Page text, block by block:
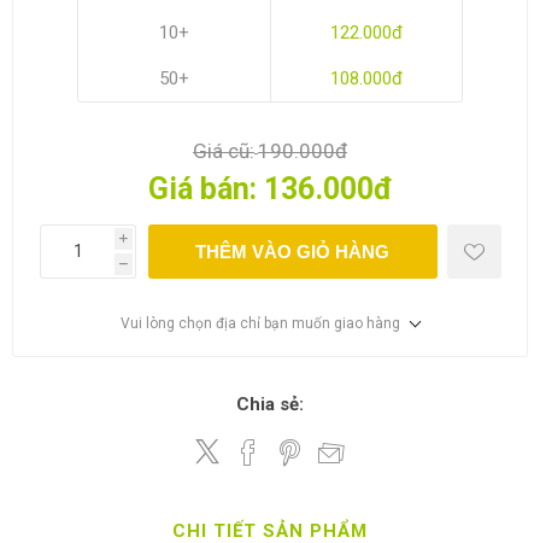
10+
50+
122.000đ
108.000đ
Giá cũ:190.000đ
Giá bán: 136.000đ
i
h
THÊM VÀO GIỎ HÀNG
Vui lòng chọn địa chỉ bạn muốn giao hàng
Chia sẻ:
CHI TIẾT SẢN PHẨM